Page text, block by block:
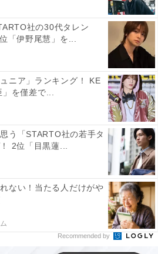
に行って、湯畑と、ここだけの
ら」（40代男性／東京都）、
しい雰囲気が味わえ、最近はリ
ゃれなお店も増えているので、
して楽しめるため」（30代女性
雰囲気が好きだからです」（20
れはもう草津温泉の一択です。
がありますが、泉質がとてもい
効果があるらしいです。温泉街
す」（60代男性／新潟県）など
した。
は原文ママです
社の30代タレン
「伊野尾慧」を...
ニア」ランキング！ KE
を僅差で...
う「STARTO社の若手タ
2位「目黒蓮...
ない！当たる人だけがや
Recommended by